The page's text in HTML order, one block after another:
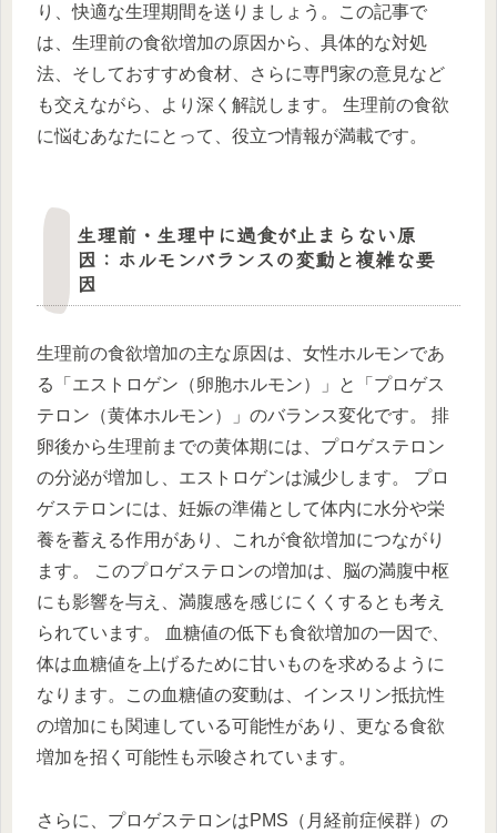
り、快適な生理期間を送りましょう。この記事で
は、生理前の食欲増加の原因から、具体的な対処
法、そしておすすめ食材、さらに専門家の意見など
も交えながら、より深く解説します。 生理前の食欲
に悩むあなたにとって、役立つ情報が満載です。
生理前・生理中に過食が止まらない原
因：ホルモンバランスの変動と複雑な要
因
生理前の食欲増加の主な原因は、女性ホルモンであ
る「エストロゲン（卵胞ホルモン）」と「プロゲス
テロン（黄体ホルモン）」のバランス変化です。 排
卵後から生理前までの黄体期には、プロゲステロン
の分泌が増加し、エストロゲンは減少します。 プロ
ゲステロンには、妊娠の準備として体内に水分や栄
養を蓄える作用があり、これが食欲増加につながり
ます。 このプロゲステロンの増加は、脳の満腹中枢
にも影響を与え、満腹感を感じにくくするとも考え
られています。 血糖値の低下も食欲増加の一因で、
体は血糖値を上げるために甘いものを求めるように
なります。この血糖値の変動は、インスリン抵抗性
の増加にも関連している可能性があり、更なる食欲
増加を招く可能性も示唆されています。
さらに、プロゲステロンはPMS（月経前症候群）の